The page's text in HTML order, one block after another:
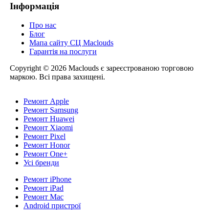
Інформація
Про нас
Блог
Мапа сайту СЦ Maclouds
Гарантія на послуги
Copyright © 2026 Maclouds є зареєстрованою торговою
маркою. Всі права захищені.
Ремонт Apple
Ремонт Samsung
Ремонт Huawei
Ремонт Xiaomi
Ремонт Pixel
Ремонт Honor
Ремонт One+
Усі бренди
Ремонт iPhone
Ремонт iPad
Ремонт Mac
Android пристрої